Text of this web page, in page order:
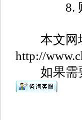
8. 财
本文网
http://
如果需要